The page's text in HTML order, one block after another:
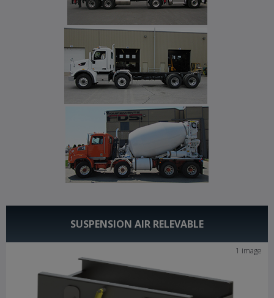
SUSPENSION AIR RELEVABLE
1 image